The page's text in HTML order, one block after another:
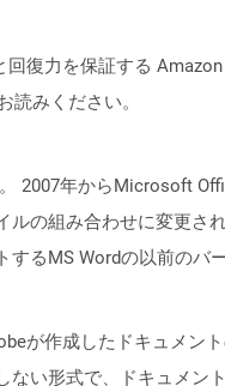
復力を保証する
みください。
2007年からMicrosoft
の組み合わせに変更さ
るMS Wordの以前のバ
が作成したドキュメ
い形式で、ドキュメン